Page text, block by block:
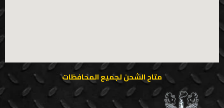
متاح الشحن لجميع المحافظات